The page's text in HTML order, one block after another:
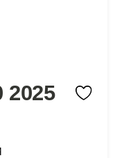
2025